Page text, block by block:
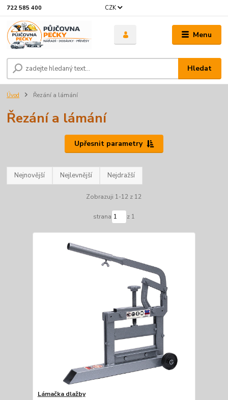
Menu
CZK
Hledat
722 585 400
Úvod Řezání a lámání
Řezání a lámání
Upřesnit parametry
Nejnovější Nejlevnější Nejdražší
Zobrazuji 1-12 z 12
strana z 1
Lámačka dlažby